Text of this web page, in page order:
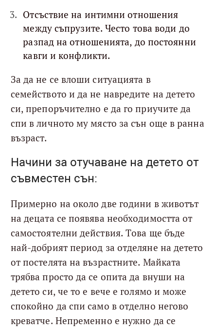
Отсъствие на интимни отношения
между съпрузите. Често това води до
разпад на отношенията, до постоянни
кавги и конфликти.
За да не се влоши ситуацията в
семейството и да не навредите на детето
си, препоръчително е да го приучите да
спи в личното му място за сън още в ранна
възраст.
Начини за отучаване на детето от
съвместен сън:
Примерно на около две години в животът
на децата се появява необходимостта от
самостоятелни действия. Това ще бъде
най-добрият период за отделяне на детето
от постелята на възрастните. Майката
трябва просто да се опита да внуши на
детето си, че то е вече е голямо и може
спокойно да спи само в отделно негово
креватче. Непременно е нужно да се